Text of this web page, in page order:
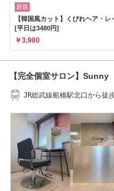
新規
【韓国風カット】くびれヘア・
[平日は3480円]
￥3,980
【完全個室サロン】
JR総武線船橋駅北口から徒